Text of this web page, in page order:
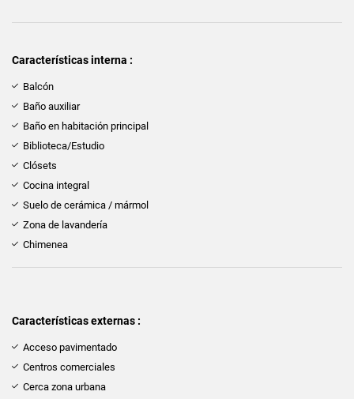
Características interna :
Balcón
Baño auxiliar
Baño en habitación principal
Biblioteca/Estudio
Clósets
Cocina integral
Suelo de cerámica / mármol
Zona de lavandería
Chimenea
Características externas :
Acceso pavimentado
Centros comerciales
Cerca zona urbana